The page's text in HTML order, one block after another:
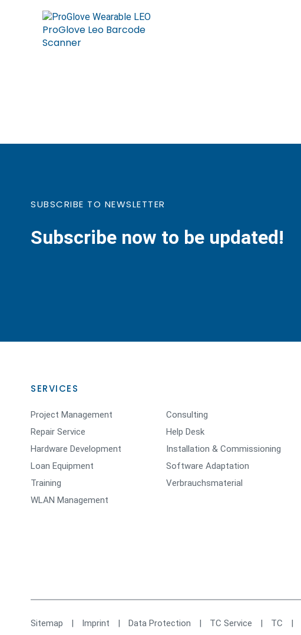
ProGlove Leo Barcode
Scanner
SUBSCRIBE TO NEWSLETTER
Subscribe now to be updated!
SERVICES
Project Management
Consulting
Repair Service
Help Desk
Hardware Development
Installation & Commissioning
Loan Equipment
Software Adaptation
Training
Verbrauchsmaterial
WLAN Management
Sitemap | Imprint | Data Protection | TC Service | TC |